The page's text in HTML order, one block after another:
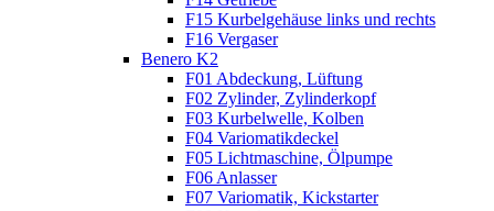
F15 Kurbelgehäuse links und rechts
F16 Vergaser
Benero K2
F01 Abdeckung, Lüftung
F02 Zylinder, Zylinderkopf
F03 Kurbelwelle, Kolben
F04 Variomatikdeckel
F05 Lichtmaschine, Ölpumpe
F06 Anlasser
F07 Variomatik, Kickstarter